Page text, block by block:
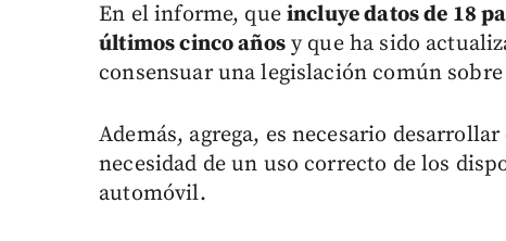
En el informe, queincluye datos de 18
últimos cinco añosy que ha sido
consensuar una legislación común
Además, agrega, es necesario
necesidad de un uso correcto de los
automóvil.